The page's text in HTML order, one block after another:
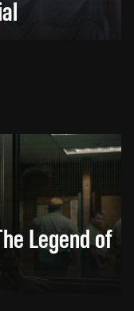
Legend of